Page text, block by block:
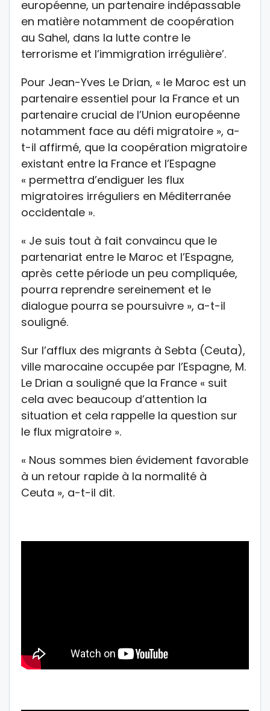
européenne, un partenaire indépassable
en matière notamment de coopération
au Sahel, dans la lutte contre le
terrorisme et l’immigration irrégulière’.
Pour Jean-Yves Le Drian, « le Maroc est un
partenaire essentiel pour la France et un
partenaire crucial de l’Union européenne
notamment face au défi migratoire », a-
t-il affirmé, que la coopération migratoire
existant entre la France et l’Espagne
« permettra d’endiguer les flux
migratoires irréguliers en Méditerranée
occidentale ».
« Je suis tout à fait convaincu que le
partenariat entre le Maroc et l’Espagne,
après cette période un peu compliquée,
pourra reprendre sereinement et le
dialogue pourra se poursuivre », a-t-il
souligné.
Sur l’afflux des migrants à Sebta (Ceuta),
ville marocaine occupée par l’Espagne, M.
Le Drian a souligné que la France « suit
cela avec beaucoup d’attention la
situation et cela rappelle la question sur
le flux migratoire ».
« Nous sommes bien évidement favorable
à un retour rapide à la normalité à
Ceuta », a-t-il dit.